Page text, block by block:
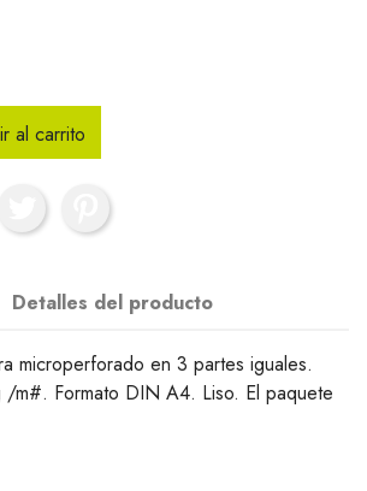
al carrito
Detalles del producto
microperforado en 3 partes iguales.
m#. Formato DIN A4. Liso. El paquete